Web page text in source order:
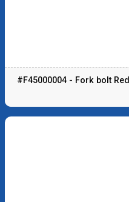
#F45000004 - Fork bolt Red